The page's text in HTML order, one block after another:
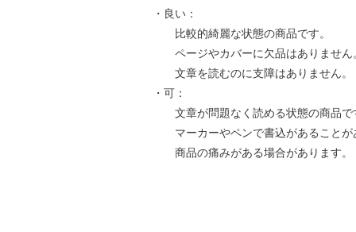
・良い：
比較的綺麗な状態の商品です。
ページやカバーに欠品はありません
文章を読むのに支障はありません。
・可：
文章が問題なく読める状態の商品で
マーカーやペンで書込があることが
商品の痛みがある場合があります。